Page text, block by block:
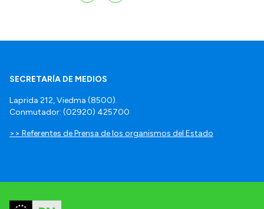
SECRETARÍA DE MEDIOS
Laprida 212, Viedma (8500).
Conmutador: (02920) 425700
>> Referentes de Prensa de los organismos del Estado